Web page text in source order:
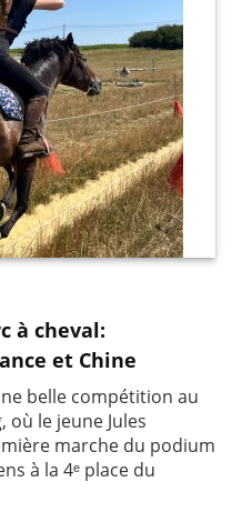
à cheval:
et Chine
belle compétition au
où le jeune Jules
marche du podium
à la 4ᵉ place du